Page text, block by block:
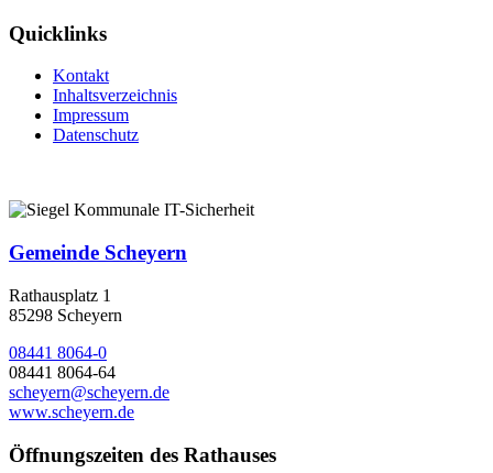
Quicklinks
Kontakt
Inhaltsverzeichnis
Impressum
Datenschutz
Gemeinde Scheyern
Rathausplatz 1
85298 Scheyern
08441 8064-0
08441 8064-64
scheyern@scheyern.de
www.scheyern.de
Öffnungszeiten des Rathauses